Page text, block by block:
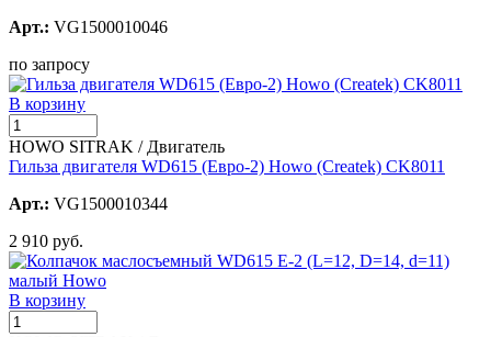
Арт.: VG1500010046
по запросу
В корзину
HOWO SITRAK / Двигатель
Гильза двигателя WD615 (Евро-2) Howo (Createk) CK8011
Арт.: VG1500010344
2 910 руб.
В корзину